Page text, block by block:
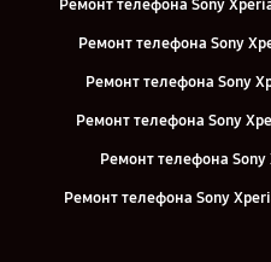
Ремонт телефона Sony
Ремонт телефона Sony
Ремонт телефона Sony
Ремонт телефона Sony
Ремонт телефона Sony
Ремонт телефона Sony